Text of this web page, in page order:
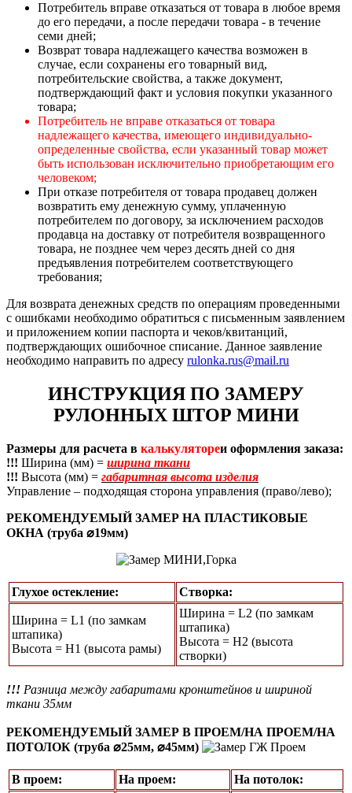
Потребитель вправе отказаться от товара в любое время
до его передачи, а после передачи товара - в течение
семи дней;
Возврат товара надлежащего качества возможен в
случае, если сохранены его товарный вид,
потребительские свойства, а также документ,
подтверждающий факт и условия покупки указанного
товара;
Потребитель не вправе отказаться от товара
надлежащего качества, имеющего индивидуально-
определенные свойства, если указанный товар может
быть использован исключительно приобретающим его
человеком;
При отказе потребителя от товара продавец должен
возвратить ему денежную сумму, уплаченную
потребителем по договору, за исключением расходов
продавца на доставку от потребителя возвращенного
товара, не позднее чем через десять дней со дня
предъявления потребителем соответствующего
требования;
Для возврата денежных средств по операциям проведенными
с ошибками необходимо обратиться с письменным заявлением
и приложением копии паспорта и чеков/квитанций,
подтверждающих ошибочное списание. Данное заявление
необходимо направить по адресу rulonka.rus@mail.ru
ИНСТРУКЦИЯ ПО ЗАМЕРУ
РУЛОННЫХ ШТОР МИНИ
Размеры для расчета в калькулятореи оформления заказа:
!!! Ширина (мм) = ширина ткани
!!! Высота (мм) = габаритная высота изделия
Управление – подходящая сторона управления (право/лево);
РЕКОМЕНДУЕМЫЙ ЗАМЕР НА ПЛАСТИКОВЫЕ
ОКНА (труба ⌀19мм)
Глухое остекление: Створка:
Ширина = L1 (по замкам
штапика)
Высота = Н1 (высота рамы)
Ширина = L2 (по замкам
штапика)
Высота = H2 (высота
створки)
!!! Разница между габаритами кронштейнов и шириной
ткани 35мм
РЕКОМЕНДУЕМЫЙ ЗАМЕР В ПРОЕМ/НА ПРОЕМ/НА
ПОТОЛОК (труба ⌀25мм, ⌀45мм)
В проем: На проем: На потолок: